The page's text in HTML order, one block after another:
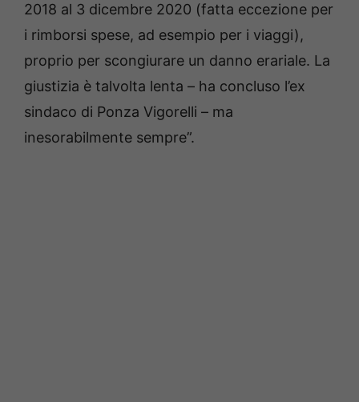
2018 al 3 dicembre 2020 (fatta eccezione per
i rimborsi spese, ad esempio per i viaggi),
proprio per scongiurare un danno erariale. La
giustizia è talvolta lenta – ha concluso l’ex
sindaco di Ponza Vigorelli – ma
inesorabilmente sempre”.